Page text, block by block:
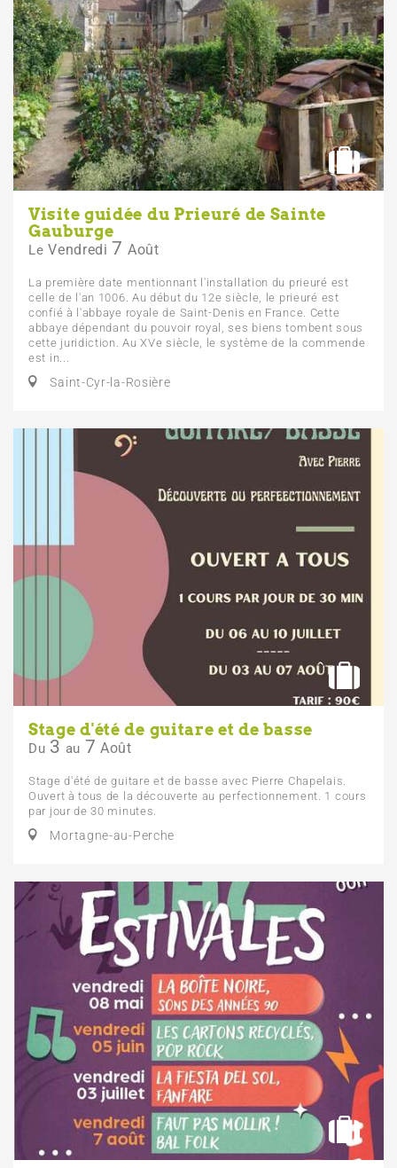
Visite guidée du Prieuré de Sainte
Gauburge
Le Vendredi 7 Août
La première date mentionnant l'installation du prieuré est
celle de l'an 1006. Au début du 12e siècle, le prieuré est
confié à l'abbaye royale de Saint-Denis en France. Cette
abbaye dépendant du pouvoir royal, ses biens tombent sous
cette juridiction. Au XVe siècle, le système de la commende
est in...
Saint-Cyr-la-Rosière
Stage d'été de guitare et de basse
Du 3 au 7 Août
Stage d'été de guitare et de basse avec Pierre Chapelais.
Ouvert à tous de la découverte au perfectionnement. 1 cours
par jour de 30 minutes.
Mortagne-au-Perche